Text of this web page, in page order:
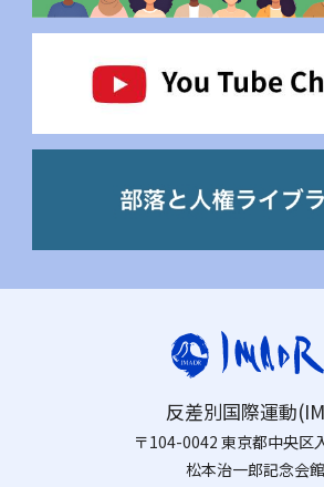
反差別国際運動
〒104-0042 東京都中央
松本治一郎記念会